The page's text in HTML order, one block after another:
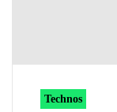
Technos